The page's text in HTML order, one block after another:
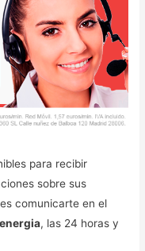
para recibir
sobre sus
comunicarte en el
, las 24 horas y